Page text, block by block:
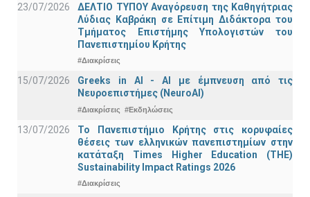
23/07/2026
ΔΕΛΤΙΟ ΤΥΠΟΥ Αναγόρευση της Καθηγήτριας
Λύδιας Καβράκη σε Επίτιμη Διδάκτορα του
Τμήματος Επιστήμης Υπολογιστών του
Πανεπιστημίου Κρήτης
#Διακρίσεις
15/07/2026
Greeks in AI - ΑΙ με έμπνευση από τις
Νευροεπιστήμες (NeuroAI)
#Διακρίσεις #Εκδηλώσεις
13/07/2026
Το Πανεπιστήμιο Κρήτης στις κορυφαίες
θέσεις των ελληνικών πανεπιστημίων στην
κατάταξη Times Higher Education (ΤΗΕ)
Sustainability Impact Ratings 2026
#Διακρίσεις